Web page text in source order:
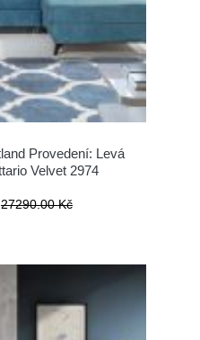
Provedení: Levá
Velvet 2974
27290.00 Kč